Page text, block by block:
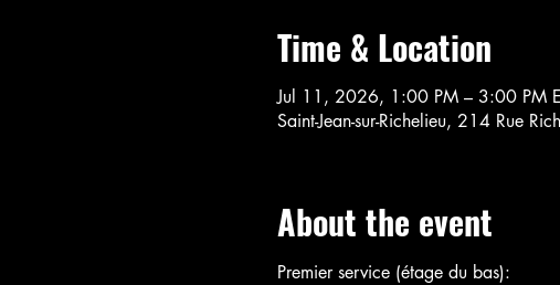
Time & Location
Jul 11, 2026, 1:00 PM – 3:00 PM
Saint-Jean-sur-Richelieu, 214 Rue
About the event
Premier service (étage du bas):